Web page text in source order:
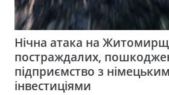
Нічна атака на
постраждалих,
підприємство з
інвестиціями